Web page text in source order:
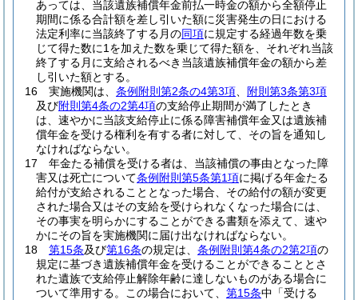
あっては、当該遺族補償年金前払一時金の額から全額停止
期間に係る合計額を差し引いた額に災害発生の日における
法定利率に当該終了する月の同項に規定する経過年数を乗
じて得た数に1を加えた数を乗じて得た額を、それぞれ当該
終了する月に支給されるべき当該遺族補償年金の額から差
し引いた額とする。
16
実施機関は、 条例附則第2条の4第3項
附則第3条第3項
及び附則第4条の2第4項の支給停止期間が満了したとき
は、速やかに当該支給停止に係る障害補償年金又は遺族補
償年金を受ける権利を有する者に対して、その旨を通知し
なければならない。
17
年金たる補償を受ける者は、当該補償の事由となった障
害又は死亡について条例附則第5条第1項に掲げる年金たる
給付が支給されることとなった場合、その給付の額が変更
された場合又はその支給を受けられなくなった場合には、
その事実を明らかにすることができる書類を添えて、速や
かにその旨を実施機関に届け出なければならない。
18
第15条及び第16条の規定は、 条例附則第4条の2第2項の
規定に基づき遺族補償年金を受けることができることとさ
れた遺族で支給停止解除年齢に達しないものがある場合に
ついて準用する。
この場合において、 第15条中「受ける